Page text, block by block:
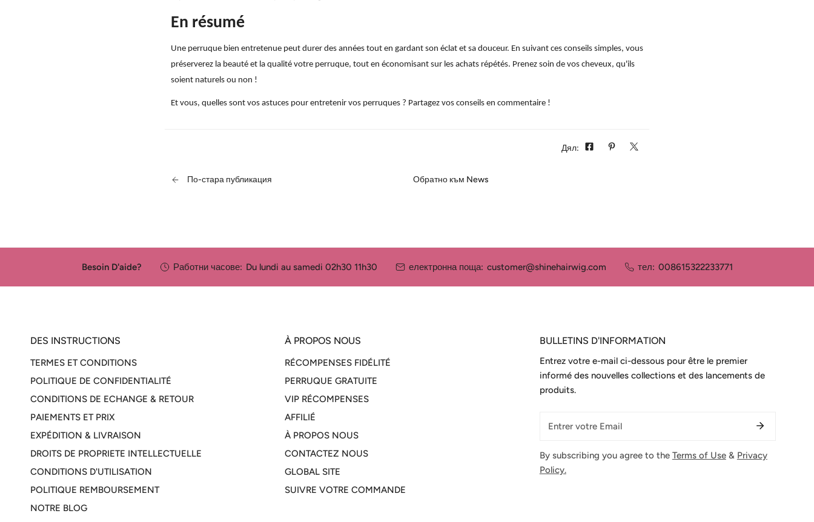
En résumé
Une perruque bien entretenue peut durer des années tout en gardant son éclat et sa douceur. En suivant ces conseils simples, vous
préserverez la beauté et la qualité votre perruque, tout en économisant sur les achats répétés. Prenez soin de vos cheveux, qu'ils
soient naturels ou non !
Et vous, quelles sont vos astuces pour entretenir vos perruques ? Partagez vos conseils en commentaire !
Дял:
По-стара публикация Обратно към News
Besoin D'aide? Работни часове: Du lundi au samedi 02h30 11h30 електронна поща: customer@shinehairwig.com тел: 008615322233771
DES INSTRUCTIONS
TERMES ET CONDITIONS
POLITIQUE DE CONFIDENTIALITÉ
CONDITIONS DE ECHANGE & RETOUR
PAIEMENTS ET PRIX
EXPÉDITION & LIVRAISON
DROITS DE PROPRIETE INTELLECTUELLE
CONDITIONS D'UTILISATION
POLITIQUE REMBOURSEMENT
NOTRE BLOG
À PROPOS NOUS
RÉCOMPENSES FIDÉLITÉ
PERRUQUE GRATUITE
VIP RÉCOMPENSES
AFFILIÉ
À PROPOS NOUS
CONTACTEZ NOUS
GLOBAL SITE
SUIVRE VOTRE COMMANDE
BULLETINS D'INFORMATION
Entrez votre e-mail ci-dessous pour être le premier
informé des nouvelles collections et des lancements de
produits.
поща
By subscribing you agree to the Terms of Use& Privacy
Policy.